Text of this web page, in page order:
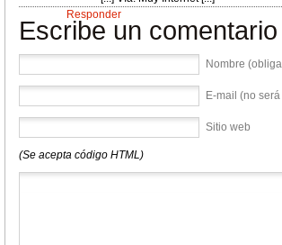
Responder
Escribe un comentario
Nombre
E-mail (no
Sitio web
(Se acepta código HTML)